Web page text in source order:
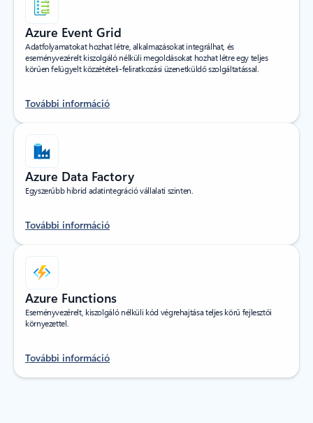
Azure Event Grid
Adatfolyamatokat hozhat létre, alkalmazásokat integrálhat, és
eseményvezérelt kiszolgáló nélküli megoldásokat hozhat létre egy teljes
körűen felügyelt közzétételi-feliratkozási üzenetküldő szolgáltatással.
További információ
Azure Data Factory
Egyszerűbb hibrid adatintegráció vállalati szinten.
További információ
Azure Functions
Eseményvezérelt, kiszolgáló nélküli kód végrehajtása teljes körű fejlesztői
környezettel.
További információ